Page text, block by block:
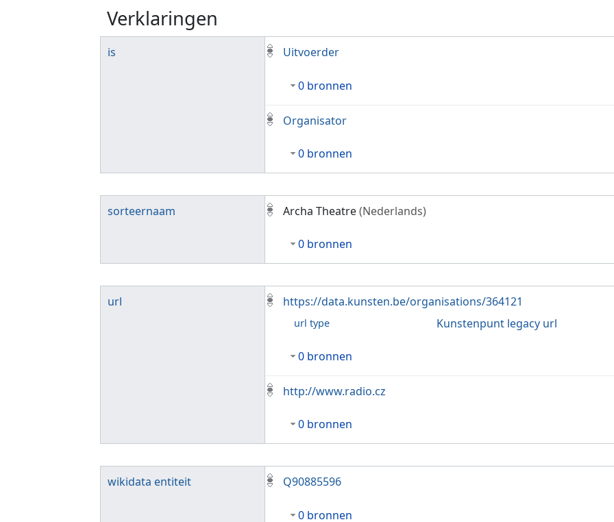
Verklaringen
is Uitvoerder
0 bronnen
Organisator
0 bronnen
sorteernaam Archa Theatre(Nederlands)
0 bronnen
url https://data.kunsten.be/organisations/364121
url type Kunstenpunt legacy url
0 bronnen
http://www.radio.cz
0 bronnen
wikidata entiteit Q90885596
0 bronnen